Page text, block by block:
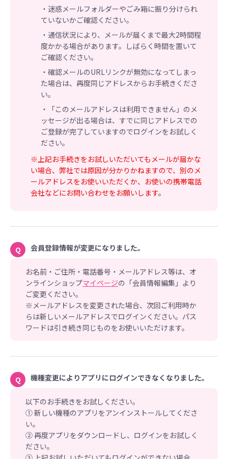
・迷惑メールフォルダーやごみ箱に振り分けられ
ていないかご確認ください。
・通信状況により、メールが届くまで最大2時間程
度かかる場合があります。しばらく時間を置いて
ご確認ください。
・確認メールのURLリンクが無効になってしまっ
た場合は、再度同じアドレスからお手続きくださ
い。
・「このメールアドレスは利用できません」のメ
ッセージが出る場合は、すでに同じアドレスでの
ご登録が完了していますのでログインをお試しく
ださい。
※上記お手続きをお試しいただいてもメールが届かな
い場合、弊社では原因が分かりかねますので、別のメ
ールアドレスをお使いいただくか、お使いの携帯電話
会社などにお問い合わせをお願いします。
Q 会員登録情報が変更になりました。
お名前・ご住所・電話番号・メールアドレス等は、オ
ンラインショップマイページの「会員情報編集」より
ご変更ください。
※メールアドレスを変更された場合、次回ご利用時か
らは新しいメールアドレスでログインください。パス
ワードは引き続き同じものをお使いいただけます。
Q 機種変更によりアプリにログインできなくなりました。
以下のお手続きをお試しください。
① 新しい機種のアプリをアンインストールしてくださ
い。
② 再度アプリをダウンロードし、ログインをお試しく
ださい。